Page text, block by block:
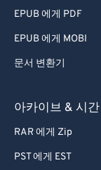
EPUB 에게 PDF
EPUB 에게 MOBI
문서 변환기
아카이브 & 시간
RAR 에게 Zip
PST 에게 EST